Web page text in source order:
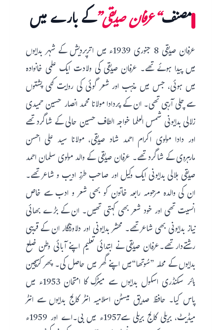
مصنف“عرفان صدیقی”کے بارے میں
عرفان صدیقی 8 جنوری 1939ء میں اترپردیش کے شہر بدایوں
میں پیدا ہوئے تھے۔ عرفان صدیقی کی ولادت ایک علمی خانوادہ
میں ہوئی، جس میں مذہب اور شعر گوئی کی روایت کئی پشتوں
سے چلی آرہی تھی۔ ان کے پردادا مولانا محمد انصار حسین حمیدی
زلالی بدایونی شمس العلما خواجہ الطاف حسین حالی کے شاگرد تھے
اور دادا مولوی اکرام احمد شاد صدیقی، مولانا سید علی احسن
مارہروی کے شاگرد تھے۔ عرفان صدیقی کے والد مولوی سلمان احمد
صدیقی ہلالی بدایونی ایک وکیل اور صاحب طرز ادیب و شاعر تھے۔
ان کی والدہ مرحومہ رابعہ خاتون کو بھی شعر و ادب سے خاص
انسیت تھی اور خود شعر بھی کہتی تھیں۔ ان کے بڑے بھائی
نیاز بدایونی بھی شاعر تھے۔ محشر بدایونی اور دلاورفگار ان کے قریبی
رشتےدار تھے۔عرفان صدیقی نے ابتدائی تعلیم اپنے آبائی وطن ضلع
بدایوں کے محلہ ”سُوتھا“میں اپنے گھر میں حاصل کی۔ پھر کرسچین
ہائر سکنڈری اسکول بدایوں سے میٹرک کا امتحان 1953ء میں
پاس کیا۔ حافظ صدیق میسٹن اسلامیہ انٹر کالج بدایوں سے انٹر
میڈیٹ، بریلی کالج بریلی سے1957ء میں بی۔اے اور 1959ء